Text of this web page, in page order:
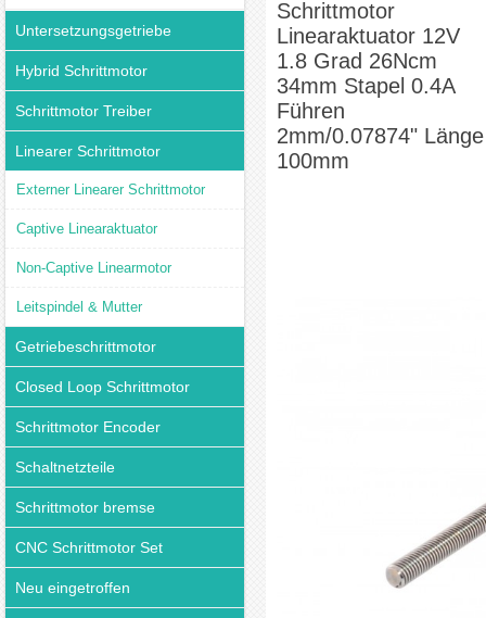
Untersetzungsgetriebe
Hybrid Schrittmotor
Schrittmotor Treiber
Linearer Schrittmotor
Externer Linearer Schrittmotor
Captive Linearaktuator
Non-Captive Linearmotor
Leitspindel & Mutter
Getriebeschrittmotor
Closed Loop Schrittmotor
Schrittmotor Encoder
Schaltnetzteile
Schrittmotor bremse
CNC Schrittmotor Set
Neu eingetroffen
Schrittmotor
Linearaktuator 12V
1.8 Grad 26Ncm
34mm Stapel 0.4A
Führen
2mm/0.07874" Länge
100mm